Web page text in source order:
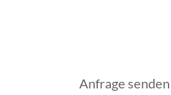
Anfrage